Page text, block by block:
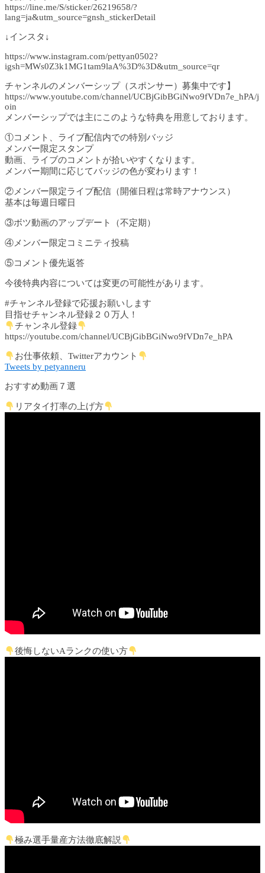
https://line.me/S/sticker/26219658/?
lang=ja&utm_source=gnsh_stickerDetail
↓インスタ↓
https://www.instagram.com/pettyan0502?
igsh=MWs0Z3k1MG1tam9laA%3D%3D&utm_source=qr
チャンネルのメンバーシップ（スポンサー）募集中です】
https://www.youtube.com/channel/UCBjGibBGiNwo9fVDn7e_hPA/j
oin
メンバーシップでは主にこのような特典を用意しております。
①コメント、ライブ配信内での特別バッジ
メンバー限定スタンプ
動画、ライブのコメントが拾いやすくなります。
メンバー期間に応じてバッジの色が変わります！
②メンバー限定ライブ配信（開催日程は常時アナウンス）
基本は毎週日曜日
③ボツ動画のアップデート（不定期）
④メンバー限定コミニティ投稿
⑤コメント優先返答
今後特典内容については変更の可能性があります。
#チャンネル登録で応援お願いします
目指せチャンネル登録２０万人！
チャンネル登録
https://youtube.com/channel/UCBjGibBGiNwo9fVDn7e_hPA
お仕事依頼、Twitterアカウント
Tweets by petyanneru
おすすめ動画７選
リアタイ打率の上げ方
後悔しないAランクの使い方
極み選手量産方法徹底解説